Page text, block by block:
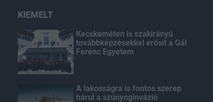
KIEMELT
Kecskeméten is szakirányú
továbbképzésekkel erősít a Gál
Ferenc Egyetem
A lakosságra is fontos szerep
hárul a szúnyoginvázió